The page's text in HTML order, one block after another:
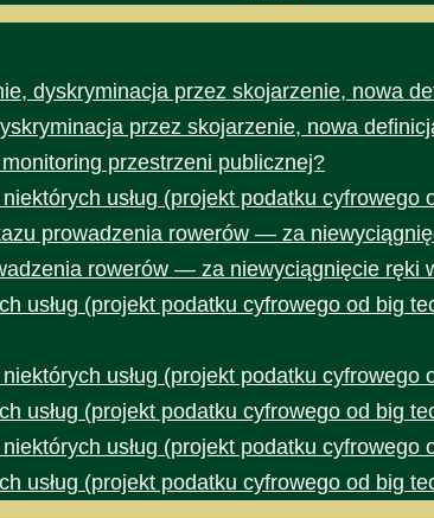
dyskryminacja przez skojarzenie, nowa
przez skojarzenie, nowa
przestrzeni publicznej?
usług (projekt podatku cyfrowego
prowadzenia rowerów — za
rowerów — za niewyciągnięcie ręki
usług (projekt podatku cyfrowego od big
usług (projekt podatku cyfrowego
usług (projekt podatku cyfrowego od big
usług (projekt podatku cyfrowego
usług (projekt podatku cyfrowego od big